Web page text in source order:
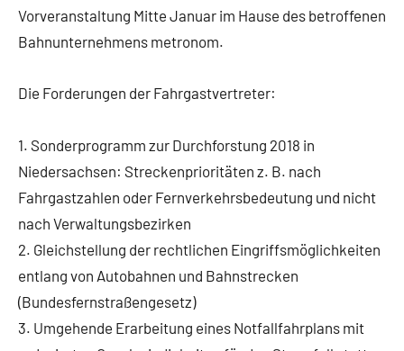
Vorveranstaltung Mitte Januar im Hause des betroffenen
Bahnunternehmens metronom.
Die Forderungen der Fahrgastvertreter:
1. Sonderprogramm zur Durchforstung 2018 in
Niedersachsen: Streckenprioritäten z. B. nach
Fahrgastzahlen oder Fernverkehrsbedeutung und nicht
nach Verwaltungsbezirken
2. Gleichstellung der rechtlichen Eingriffsmöglichkeiten
entlang von Autobahnen und Bahnstrecken
(Bundesfernstraßengesetz)
3. Umgehende Erarbeitung eines Notfallfahrplans mit